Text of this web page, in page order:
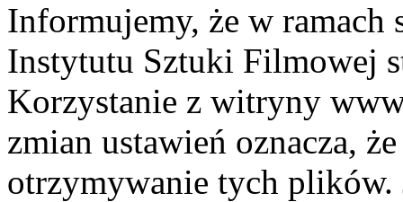
Informujemy, że w ramach
Instytutu Sztuki Filmowej
Korzystanie z witryny
zmian ustawień oznacza,
otrzymywanie tych plików.